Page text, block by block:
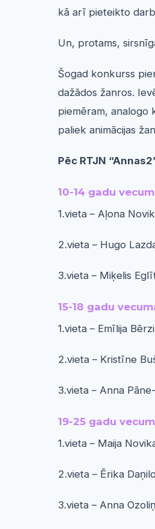
kā arī pieteikto
Un, protams,
Šogad konkurss
dažādos žanros.
piemēram, analogo
paliek animācijas
Pēc RTJN “Annas
10-14 gadu
1.vieta – Aļona
2.vieta – Hugo
3.vieta – Miķelis
15-18 gadu
1.vieta – Emīlija
2.vieta – Kristīne
3.vieta – Anna
19-25 gadu
1.vieta – Maija
2.vieta – Ērika
3.vieta – Anna